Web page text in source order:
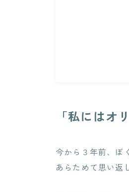
「私にはオ
今から３年前、ぼ
あらためて思い返